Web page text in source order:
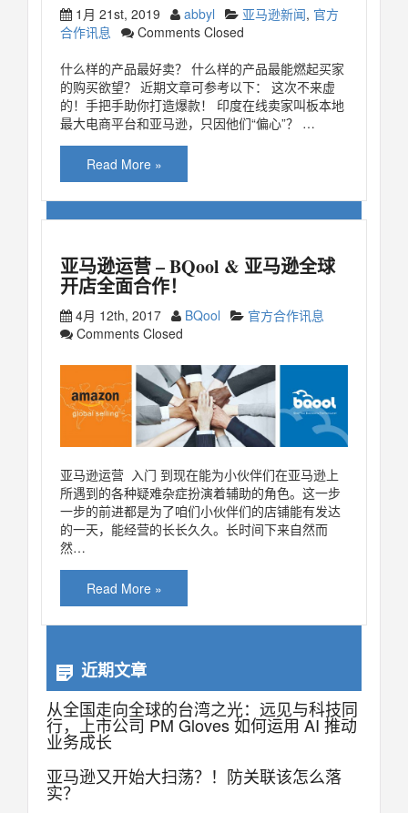
1月 21st, 2019 abbyl 亚马逊新闻, 官方
合作讯息
Comments Closed
什么样的产品最好卖？ 什么样的产品最能燃起买家
的购买欲望？ 近期文章可参考以下： 这次不来虚
的！手把手助你打造爆款！ 印度在线卖家叫板本地
最大电商平台和亚马逊，只因他们“偏心”？ …
Read More »
亚马逊运营 – BQool & 亚马逊全球
开店全面合作！
4月 12th, 2017 BQool
官方合作讯息
Comments Closed
亚马逊运营 入门 到现在能为小伙伴们在亚马逊上
所遇到的各种疑难杂症扮演着辅助的角色。这一步
一步的前进都是为了咱们小伙伴们的店铺能有发达
的一天，能经营的长长久久。长时间下来自然而
然…
Read More »
近期文章
从全国走向全球的台湾之光：远见与科技同
行，上市公司 PM Gloves 如何运用 AI 推动
业务成长
亚马逊又开始大扫荡？！防关联该怎么落
实？